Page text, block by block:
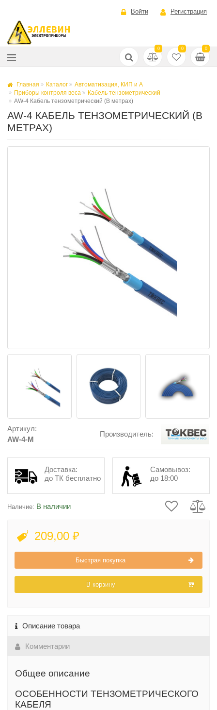
Войти Регистрация
0 0 0
Главная Каталог
Автоматизация, КИП и А
Приборы контроля веса
Кабель тензометрический
AW-4 Кабель тензометрический (В метрах)
AW-4 КАБЕЛЬ ТЕНЗОМЕТРИЧЕСКИЙ (В
МЕТРАХ)
Артикул:
AW-4-M
Производитель:
Доставка:
до ТК бесплатно
Самовывоз:
до 18:00
Наличие: В наличии
209,00 ₽
Быстрая покупка
В корзину
Описание товара
Комментарии
Общее описание
ОСОБЕННОСТИ ТЕНЗОМЕТРИЧЕСКОГО
КАБЕЛЯ